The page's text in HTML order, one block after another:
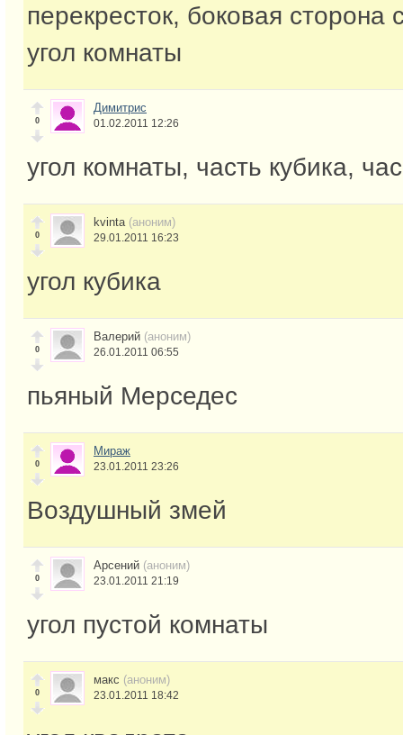
перекресток, боковая сторона
угол комнаты
0
Димитрис
01.02.2011 12:26
угол комнаты, часть кубика,
0
kvinta (аноним)
29.01.2011 16:23
угол кубика
0
Валерий (аноним)
26.01.2011 06:55
пьяный Мерседес
0
Мираж
23.01.2011 23:26
Воздушный змей
0
Арсений (аноним)
23.01.2011 21:19
угол пустой комнаты
0
макс (аноним)
23.01.2011 18:42